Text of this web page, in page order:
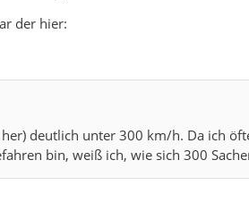
der hier:
deutlich unter 300 km/h. Da ich
bin, weiß ich, wie sich 300